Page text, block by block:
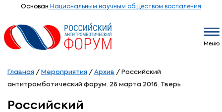
Основан Национальным научным обществом воспаления
Меню
Главная / Мероприятия / Архив / Российский
антитромботический форум. 26 марта 2016. Тверь
Российский